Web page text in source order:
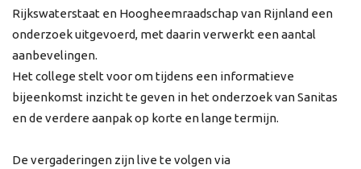
Rijkswaterstaat en Hoogheemraadschap van Rijnland een
onderzoek uitgevoerd, met daarin verwerkt een aantal
aanbevelingen.
Het college stelt voor om tijdens een informatieve
bijeenkomst inzicht te geven in het onderzoek van Sanitas
en de verdere aanpak op korte en lange termijn.
De vergaderingen zijn live te volgen via